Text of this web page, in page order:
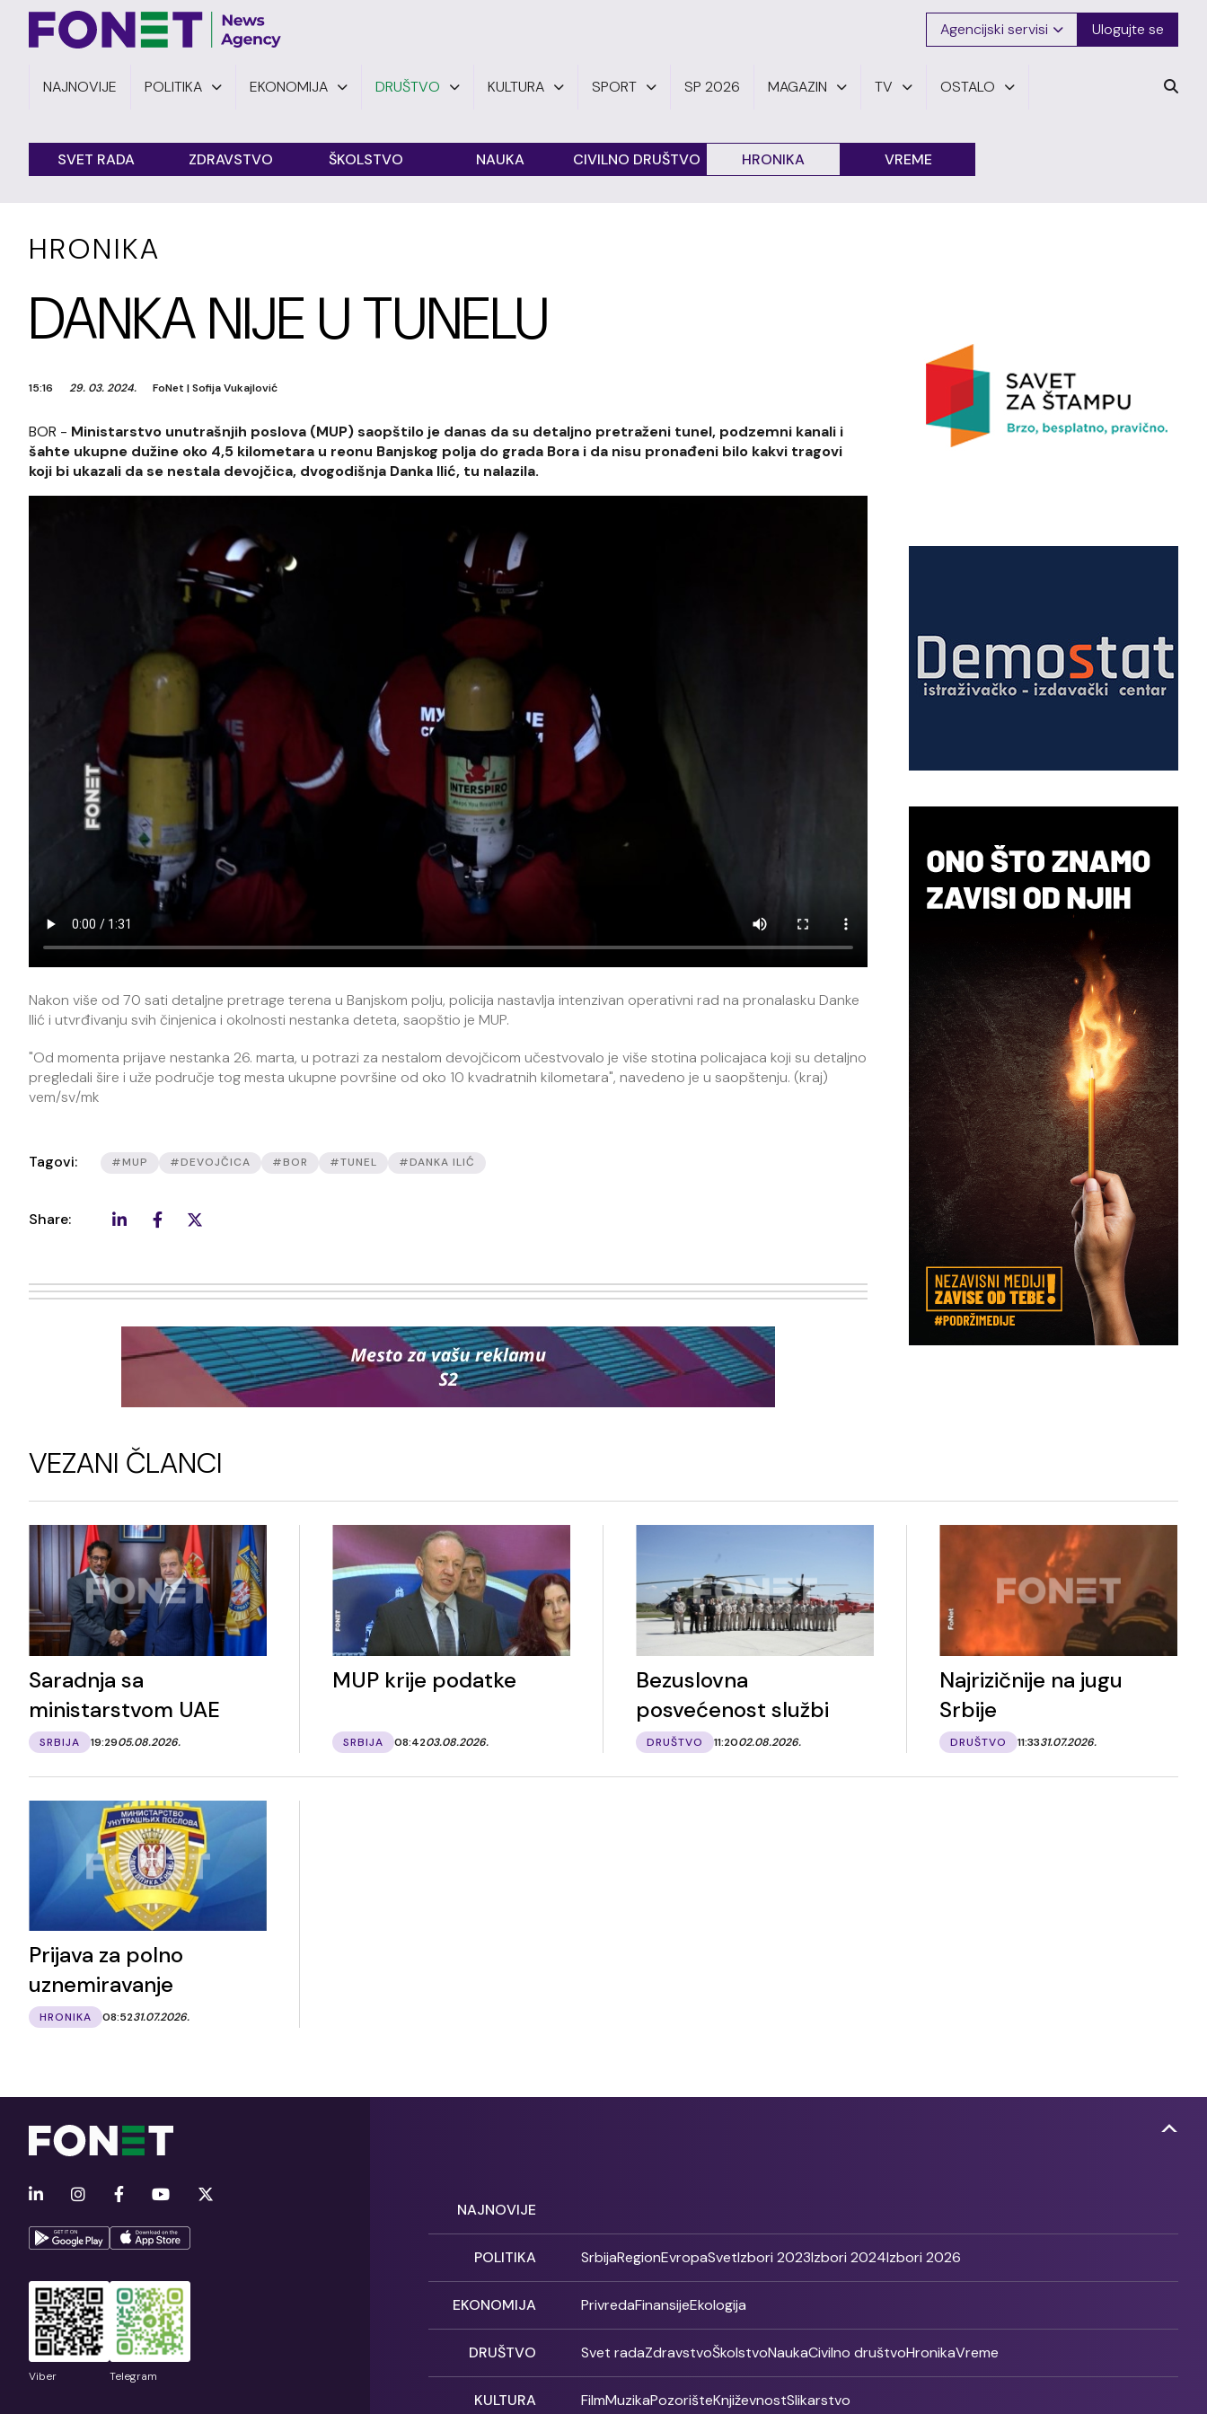
Agencijski servisi Ulogujte se
NAJNOVIJE POLITIKA EKONOMIJA DRUŠTVO KULTURA SPORT SP 2026 MAGAZIN TV OSTALO
SVET RADA ZDRAVSTVO ŠKOLSTVO NAUKA CIVILNO DRUŠTVO HRONIKA VREME
HRONIKA
DANKA NIJE U TUNELU
15:16 29. 03. 2024. FoNet |Sofija Vukajlović
BOR - Ministarstvo unutrašnjih poslova (MUP) saopštilo je danas da su detaljno pretraženi tunel, podzemni kanali i
šahte ukupne dužine oko 4,5 kilometara u reonu Banjskog polja do grada Bora i da nisu pronađeni bilo kakvi tragovi
koji bi ukazali da se nestala devojčica, dvogodišnja Danka Ilić, tu nalazila.
Nakon više od 70 sati detaljne pretrage terena u Banjskom polju, policija nastavlja intenzivan operativni rad na pronalasku Danke
Ilić i utvrđivanju svih činjenica i okolnosti nestanka deteta, saopštio je MUP.
"Od momenta prijave nestanka 26. marta, u potrazi za nestalom devojčicom učestvovalo je više stotina policajaca koji su detaljno
pregledali šire i uže područje tog mesta ukupne površine od oko 10 kvadratnih kilometara", navedeno je u saopštenju. (kraj)
vem/sv/mk
Tagovi: #MUP #DEVOJČICA #BOR #TUNEL #DANKA ILIĆ
Share:
VEZANI ČLANCI
Saradnja sa
ministarstvom UAE
SRBIJA 19:2905.08.2026.
MUP krije podatke
SRBIJA 08:4203.08.2026.
Bezuslovna
posvećenost službi
DRUŠTVO 11:2002.08.2026.
Najrizičnije na jugu
Srbije
DRUŠTVO 11:3331.07.2026.
Prijava za polno
uznemiravanje
HRONIKA 08:5231.07.2026.
Viber Telegram
NAJNOVIJE
POLITIKA SrbijaRegionEvropaSvetIzbori 2023Izbori 2024Izbori 2026
EKONOMIJA PrivredaFinansijeEkologija
DRUŠTVO Svet radaZdravstvoŠkolstvoNaukaCivilno društvoHronikaVreme
KULTURA FilmMuzikaPozorišteKnjiževnostSlikarstvo